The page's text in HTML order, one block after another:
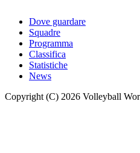
Dove guardare
Squadre
Programma
Classifica
Statistiche
News
Copyright (C) 2026 Volleyball